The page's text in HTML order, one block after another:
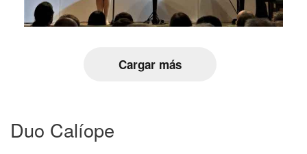
Cargar más
Duo Calíope